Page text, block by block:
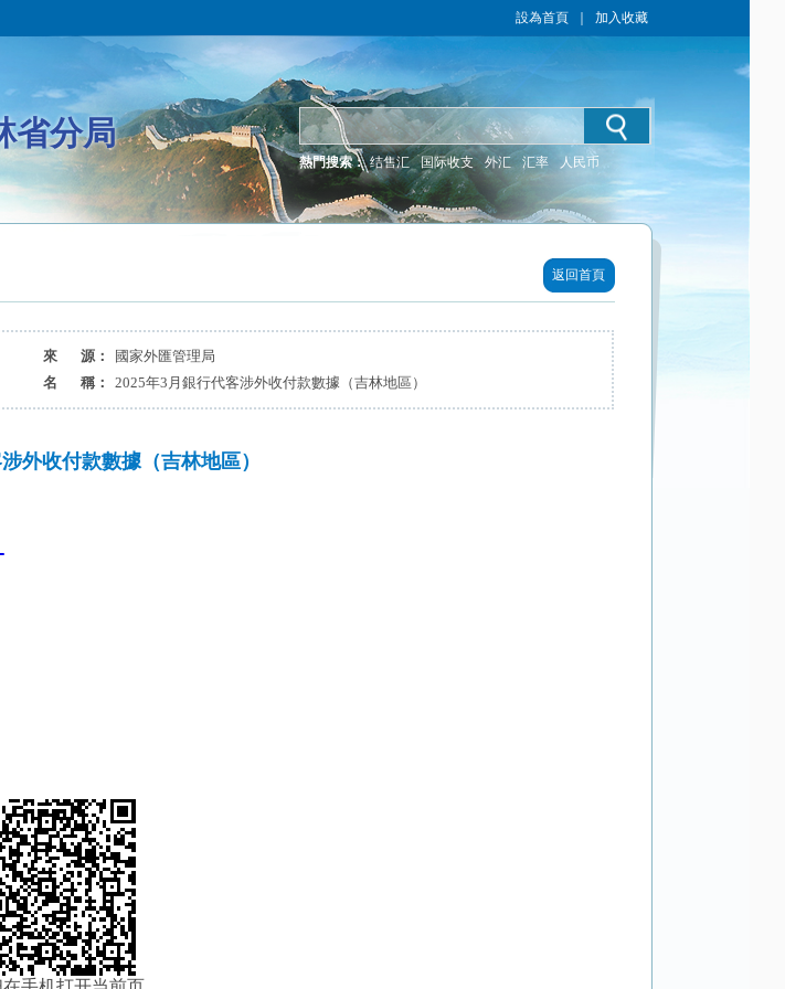
設為首頁 加入收藏
省分局
熱門搜索： 结售汇 国际收支 外汇 汇率 人民币
返回首頁
來 源：
國家外匯管理局
名 稱： 2025年3月銀行代客涉外收付款數據（吉林地區）
外收付款數據（吉林地區）